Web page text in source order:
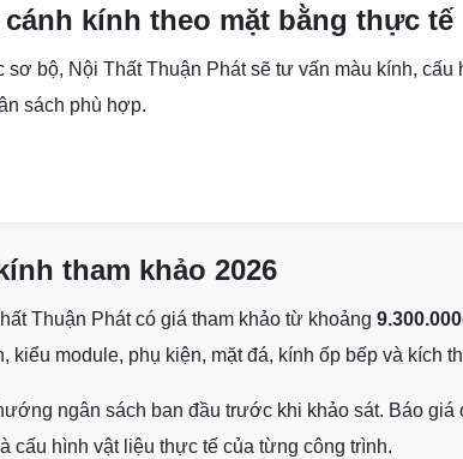
kính theo mặt bằng thực tế
bộ, Nội Thất Thuận Phát sẽ tư vấn màu kính, cấu
sách phù hợp.
tham khảo 2026
Thuận Phát có giá tham khảo từ khoảng
kiểu module, phụ kiện, mặt đá, kính ốp bếp và kích
ngân sách ban đầu trước khi khảo sát. Báo giá
cấu hình vật liệu thực tế của từng công trình.